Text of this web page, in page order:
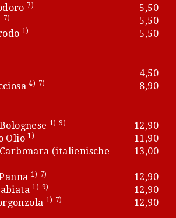
7)
5,50
7)
5,50
1) 5,50
4,50
4) 7) 8,90
1) 9)
12,90
Olio 1)
11,90
(italienische
13,00
1) 7)
12,90
1) 9)
12,90
1) 7) 12,90